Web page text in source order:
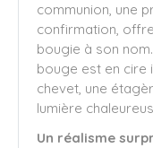
communion, une
confirmation,
bougie à son
bouge est en cire
chevet, une
lumière
Un réalisme